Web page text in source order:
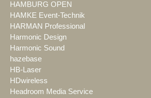
HAMBURG OPEN
HAMKE Event-Technik
HARMAN Professional
Harmonic Design
Harmonic Sound
hazebase
HB-Laser
HDwireless
Headroom Media Service